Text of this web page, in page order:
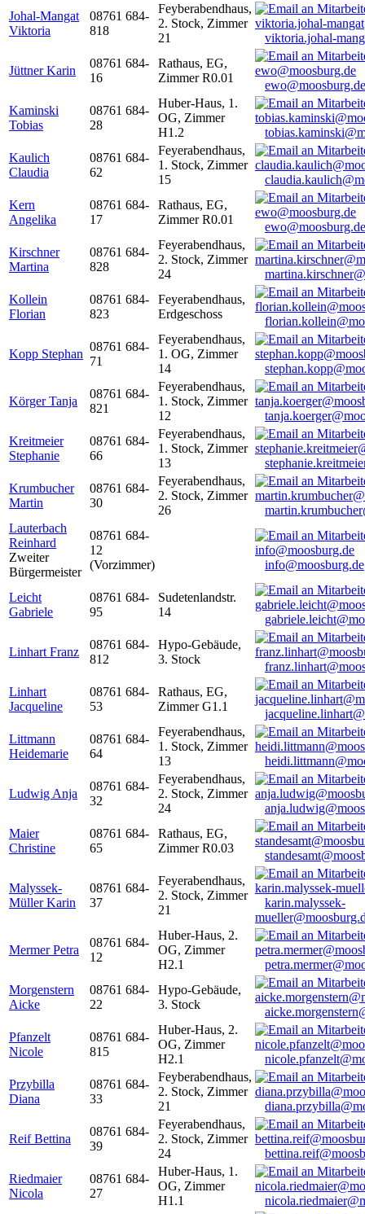
Johal-Mangat
Viktoria
08761 684-
818
Feyberabendhaus,
2. Stock, Zimmer
21
viktoria.johal-
Jüttner Karin
08761 684-
16
Rathaus, EG,
Zimmer R0.01
ewo@moosburg.de
Kaminski
Tobias
08761 684-
28
Huber-Haus, 1.
OG, Zimmer
H1.2
Kaulich
Claudia
08761 684-
62
Feyerabendhaus,
1. Stock, Zimmer
15
Kern
Angelika
08761 684-
17
Rathaus, EG,
Zimmer R0.01
ewo@moosburg.de
Kirschner
Martina
08761 684-
828
Feyerabendhaus,
2. Stock, Zimmer
24
Kollein
Florian
08761 684-
823
Feyerabendhaus,
Erdgeschoss
Kopp Stephan
08761 684-
71
Feyerabendhaus,
1. OG, Zimmer
14
Körger Tanja
08761 684-
821
Feyerabendhaus,
1. Stock, Zimmer
12
Kreitmeier
Stephanie
08761 684-
66
Feyerabendhaus,
1. Stock, Zimmer
13
Krumbucher
Martin
08761 684-
30
Feyerabendhaus,
2. Stock, Zimmer
26
Lauterbach
Reinhard
Zweiter
Bürgermeister
08761 684-
12
(Vorzimmer)
info@moosburg.de
Leicht
Gabriele
08761 684-
95
Sudetenlandstr.
14
Linhart Franz
08761 684-
812
Hypo-Gebäude,
3. Stock
Linhart
Jacqueline
08761 684-
53
Rathaus, EG,
Zimmer G1.1
Littmann
Heidemarie
08761 684-
64
Feyerabendhaus,
1. Stock, Zimmer
13
Ludwig Anja
08761 684-
32
Feyerabendhaus,
2. Stock, Zimmer
24
Maier
Christine
08761 684-
65
Rathaus, EG,
Zimmer R0.03
Malyssek-
Müller Karin
08761 684-
37
Feyerabendhaus,
2. Stock, Zimmer
21
karin.malyssek-
Mermer Petra
08761 684-
12
Huber-Haus, 2.
OG, Zimmer
H2.1
Morgenstern
Aicke
08761 684-
22
Hypo-Gebäude,
3. Stock
Pfanzelt
Nicole
08761 684-
815
Huber-Haus, 2.
OG, Zimmer
H2.1
Przybilla
Diana
08761 684-
33
Feyberabendhaus,
2. Stock, Zimmer
21
Reif Bettina
08761 684-
39
Feyerabendhaus,
2. Stock, Zimmer
24
Riedmaier
Nicola
08761 684-
27
Huber-Haus, 1.
OG, Zimmer
H1.1